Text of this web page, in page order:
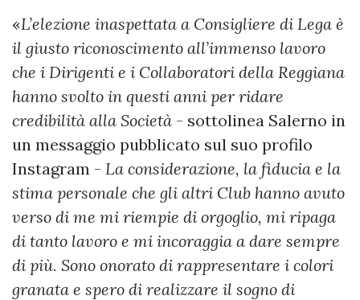
«L’elezione inaspettata a Consigliere di Lega è
il giusto riconoscimento all’immenso lavoro
che i Dirigenti e i Collaboratori della Reggiana
hanno svolto in questi anni per ridare
credibilità alla Società - sottolinea Salerno in
un messaggio pubblicato sul suo profilo
Instagram - La considerazione, la fiducia e la
stima personale che gli altri Club hanno avuto
verso di me mi riempie di orgoglio, mi ripaga
di tanto lavoro e mi incoraggia a dare sempre
di più. Sono onorato di rappresentare i colori
granata e spero di realizzare il sogno di